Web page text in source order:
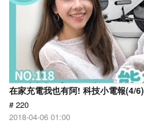
在家充電我也有阿! 科技小電報(4/6)
# 220
2018-04-06 01:00